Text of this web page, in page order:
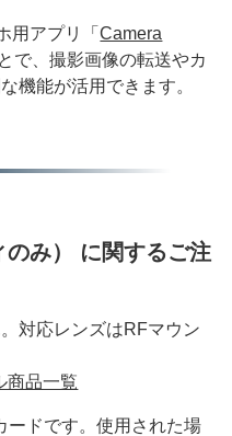
用アプリ「Camera
で、撮影画像の転送やカ
機能が活用できます。
み） に関するご注
対応レンズはRFマウン
商品一覧
ードです。使用された場